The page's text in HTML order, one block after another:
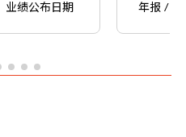
业绩公布日期 年报 / 中